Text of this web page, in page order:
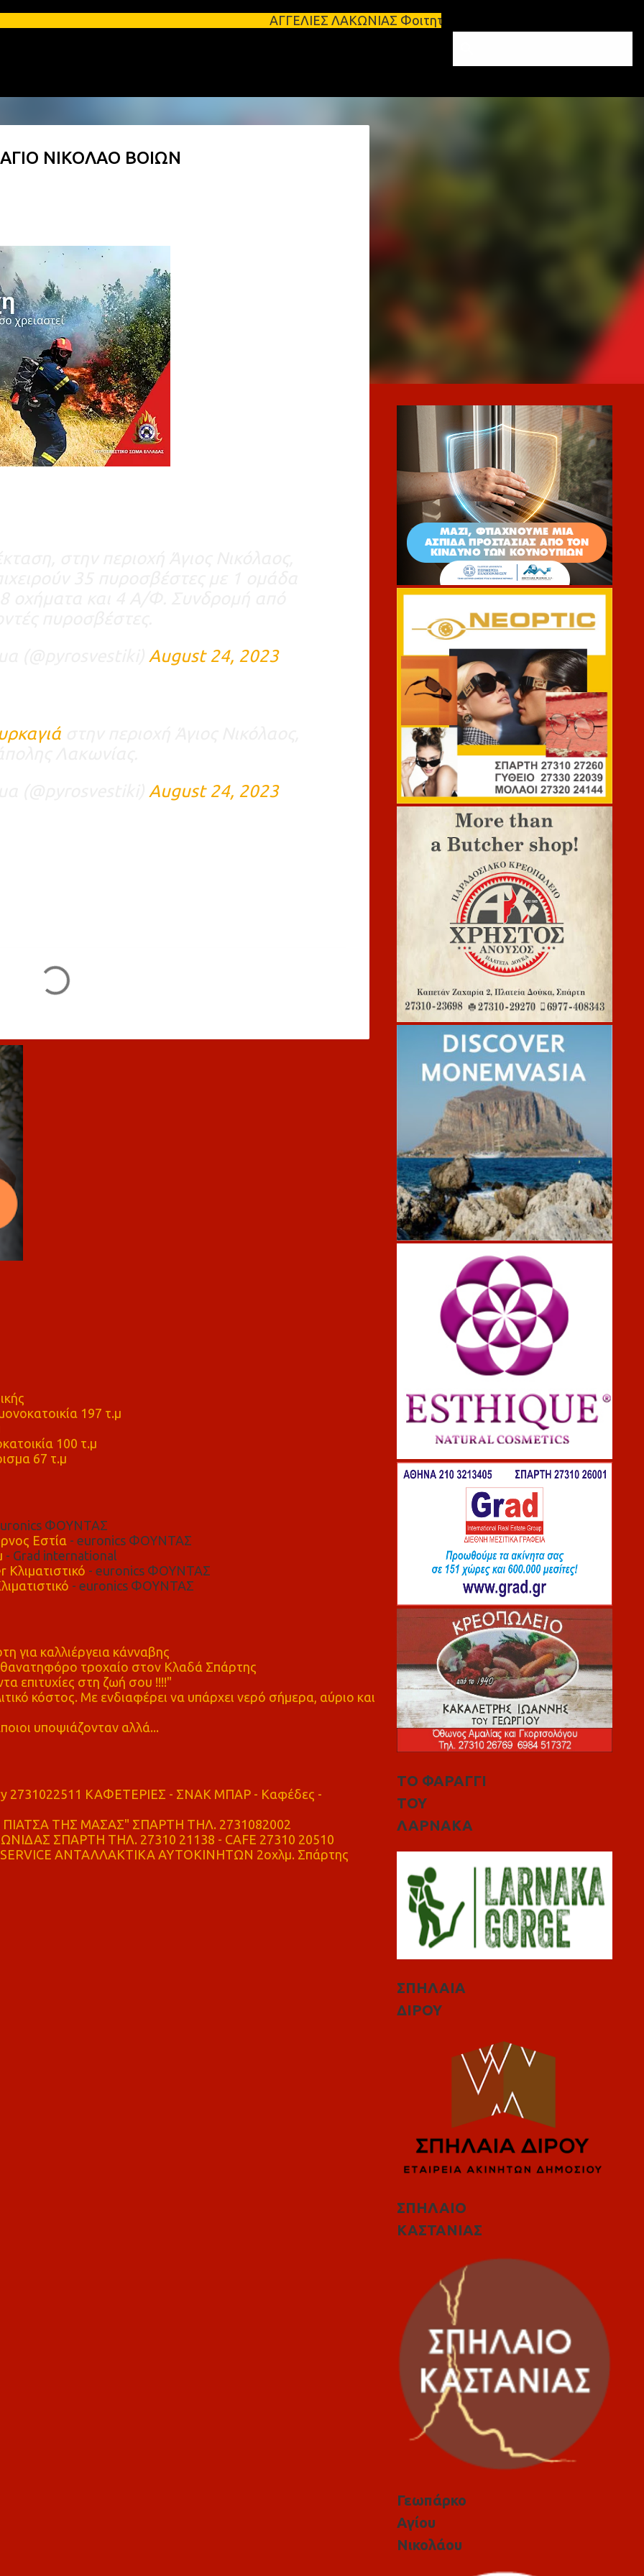
ΑΓΓΕΛΙΕΣ ΛΑΚΩΝΙΑΣ Φοιτητικά σπίτια προς ενοικίαση στη Σπάρτη
ΝΙΚΟΛΑΟ ΒΟΙΩΝ
στην περιοχή Άγιος Νικόλαος,
August 24, 2023
στην περιοχή Άγιος Νικόλαος,
August 24, 2023
197 τ.μ
100 τ.μ
67 τ.μ
ΦΟΥΝΤΑΣ
Εστία - euronics ΦΟΥΝΤΑΣ
- Grad international
- euronics ΦΟΥΝΤΑΣ
- euronics ΦΟΥΝΤΑΣ
καλλιέργεια κάνναβης
τροχαίο στον Κλαδά Σπάρτης
επιτυχίες στη ζωή σου !!!!"
κόστος. Με ενδιαφέρει να υπάρχει νερό σήμερα, αύριο και
υποψιάζονταν αλλά...
2731022511 ΚΑΦΕΤΕΡΙΕΣ - ΣΝΑΚ ΜΠΑΡ - Καφέδες -
ΤΗΣ ΜΑΣΑΣ" ΣΠΑΡΤΗ ΤΗΛ. 2731082002
ΣΠΑΡΤΗ ΤΗΛ. 27310 21138 - CAFE 27310 20510
ΑΝΤΑΛΛΑΚΤΙΚΑ ΑΥΤΟΚΙΝΗΤΩΝ 2οχλμ. Σπάρτης
ΤΟ ΦΑΡΑΓΓΙ
ΤΟΥ
ΛΑΡΝΑΚΑ
ΣΠΗΛΑΙΑ
ΔΙΡΟΥ
ΣΠΗΛΑΙΟ
ΚΑΣΤΑΝΙΑΣ
Γεωπάρκο
Αγίου
Νικολάου